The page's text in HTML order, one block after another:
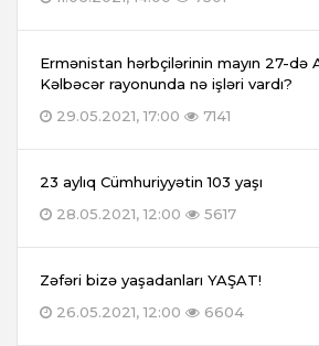
Ermənistan hərbçilərinin mayın 27-də
Kəlbəcər rayonunda nə işləri vardı?
29.05.2021, 17:00
7141
23 aylıq Cümhuriyyətin 103 yaşı
28.05.2021, 12:00
5617
Zəfəri bizə yaşadanları YAŞAT!
26.05.2021, 12:00
6604